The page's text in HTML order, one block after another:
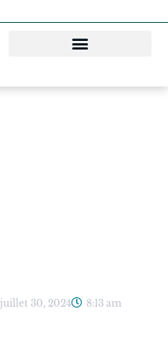
juillet 30, 2024 8:13 am